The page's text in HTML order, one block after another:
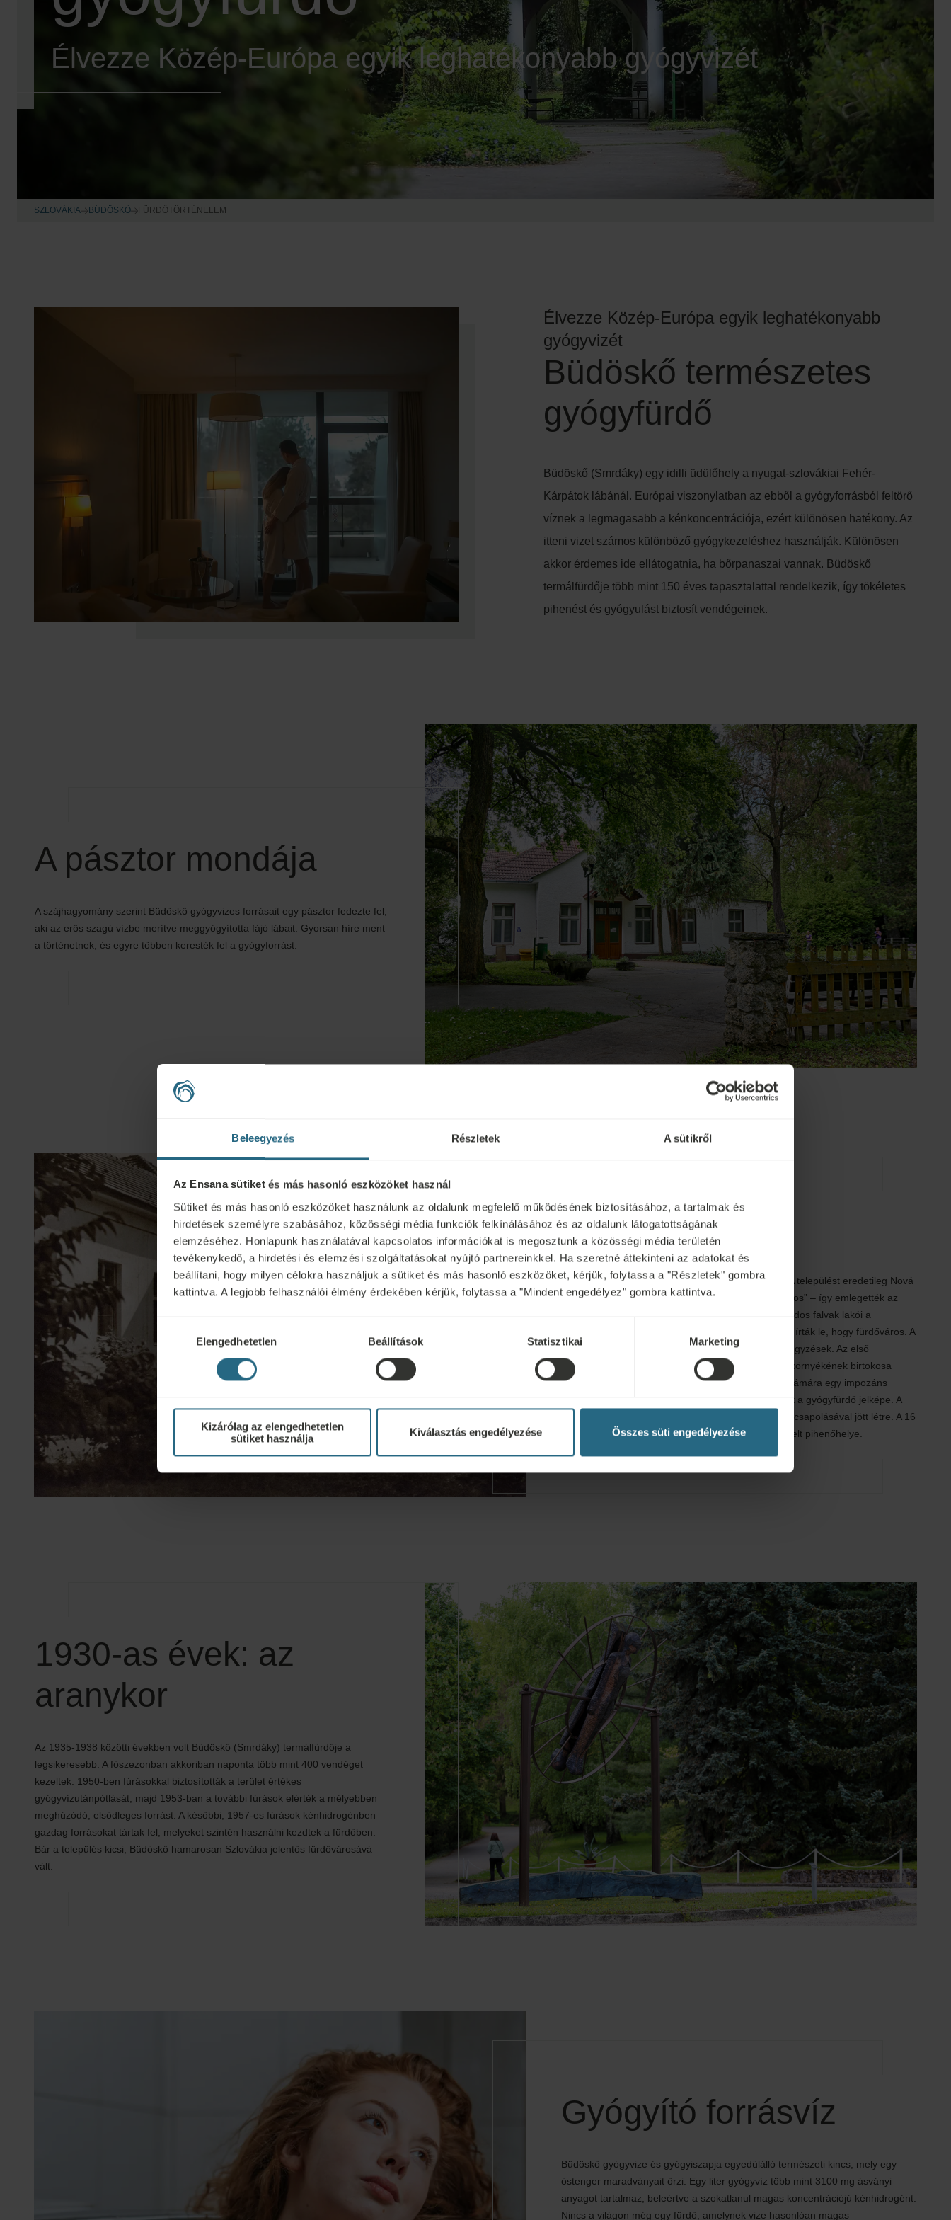
Beleegyezés Részletek A sütikről
Az Ensana sütiket és más hasonló eszközöket használ
Sütiket és más hasonló eszközöket használunk az oldalunk megfelelő működésének biztosításához, a tartalmak és
hirdetések személyre szabásához, közösségi média funkciók felkínálásához és az oldalunk látogatottságának
elemzéséhez. Honlapunk használatával kapcsolatos információkat is megosztunk a közösségi média területén
tevékenykedő, a hirdetési és elemzési szolgáltatásokat nyújtó partnereinkkel. Ha szeretné áttekinteni az adatokat és
beállítani, hogy milyen célokra használjuk a sütiket és más hasonló eszközöket, kérjük, folytassa a "Részletek" gombra
kattintva. A legjobb felhasználói élmény érdekében kérjük, folytassa a "Mindent engedélyez" gombra kattintva.
kiválasztásaElengedhetetlen Beállítások Statisztikai Marketing
Kizárólag az elengedhetetlen
sütiket használja
Kiválasztás engedélyezése Összes süti engedélyezése
Élvezze Közép-Európa egyik leghatékonyabb gyógyvizét
SZLOVÁKIA BÜDÖSKŐ FÜRDŐTÖRTÉNELEM
Élvezze Közép-Európa egyik leghatékonyabb
gyógyvizét
Büdöskő természetes
gyógyfürdő
Büdöskő (Smrdáky) egy idilli üdülőhely a nyugat-szlovákiai Fehér-
Kárpátok lábánál. Európai viszonylatban az ebből a gyógyforrásból feltörő
víznek a legmagasabb a kénkoncentrációja, ezért különösen hatékony. Az
itteni vizet számos különböző gyógykezeléshez használják. Különösen
akkor érdemes ide ellátogatnia, ha bőrpanaszai vannak. Büdöskő
termálfürdője több mint 150 éves tapasztalattal rendelkezik, így tökéletes
pihenést és gyógyulást biztosít vendégeinek.
A pásztor mondája
A szájhagyomány szerint Büdöskő gyógyvizes forrásait egy pásztor fedezte fel,
aki az erős szagú vízbe merítve meggyógyította fájó lábait. Gyorsan híre ment
a történetnek, és egyre többen keresték fel a gyógyforrást.
A szagos falu
Büdöskőt egy 1436-os írásos emlék említi először. A települést eredetileg Nová
Vesnek hívták. A szlovák smrdáci szó jelentése „büdös” – így emlegették az
erős szagú forrás vidékéről származókat a szomszédos falvak lakói a
vásárokon találkozva. Büdöskőről először 1617-ben írták le, hogy fürdőváros. A
gyógyvíz terápiás hatásairól 1740 óta készültek feljegyzések. Az első
fürdőházat Jozef Vietoris (Vietoris József), a forrás környékének birtokosa
építtette 1832 és 1833 között. 1839-ben családja számára egy impozáns
kastélyt emeltetett, melynek klasszicista bejárata lett a gyógyfürdő jelképe. A
fürdő ritka cserjékkel teli parkja a közeli mocsarak lecsapolásával jött létre. A 16
hektáros park a Büdöskőre látogató vendégek kedvelt pihenőhelye.
1930-as évek: az
aranykor
Az 1935-1938 közötti években volt Büdöskő (Smrdáky) termálfürdője a
legsikeresebb. A főszezonban akkoriban naponta több mint 400 vendéget
kezeltek. 1950-ben fúrásokkal biztosították a terület értékes
gyógyvízutánpótlását, majd 1953-ban a további fúrások elérték a mélyebben
meghúzódó, elsődleges forrást. A későbbi, 1957-es fúrások kénhidrogénben
gazdag forrásokat tártak fel, melyeket szintén használni kezdtek a fürdőben.
Bár a település kicsi, Büdöskő hamarosan Szlovákia jelentős fürdővárosává
vált.
Gyógyító forrásvíz
Büdöskő gyógyvize és gyógyiszapja egyedülálló természeti kincs, mely egy
őstenger maradványait őrzi. Egy liter gyógyvíz több mint 3100 mg ásványi
anyagot tartalmaz, beleértve a szokatlanul magas koncentrációjú kénhidrogént.
Nincs a világon még egy fürdő, amelynek vize hasonlóan magas